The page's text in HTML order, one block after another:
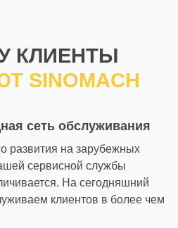
КЛИЕНТЫ
SINOMACH
сеть обслуживания
развития на зарубежных
сервисной службы
На сегодняшний
клиентов в более чем